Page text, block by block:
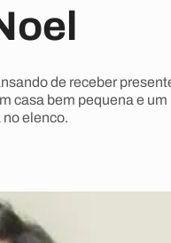
de receber
casa bem pequena e um
elenco.